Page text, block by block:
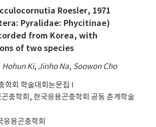
Roesler, 1971
Pyralidae: Phycitinae)
from Korea, with
of two species
Hohun Ki, Jinho Na, Soowon Cho
학회 학술대회논문집
충학회, 한국응용곤충학회 공동 춘계학술
응용곤충학회